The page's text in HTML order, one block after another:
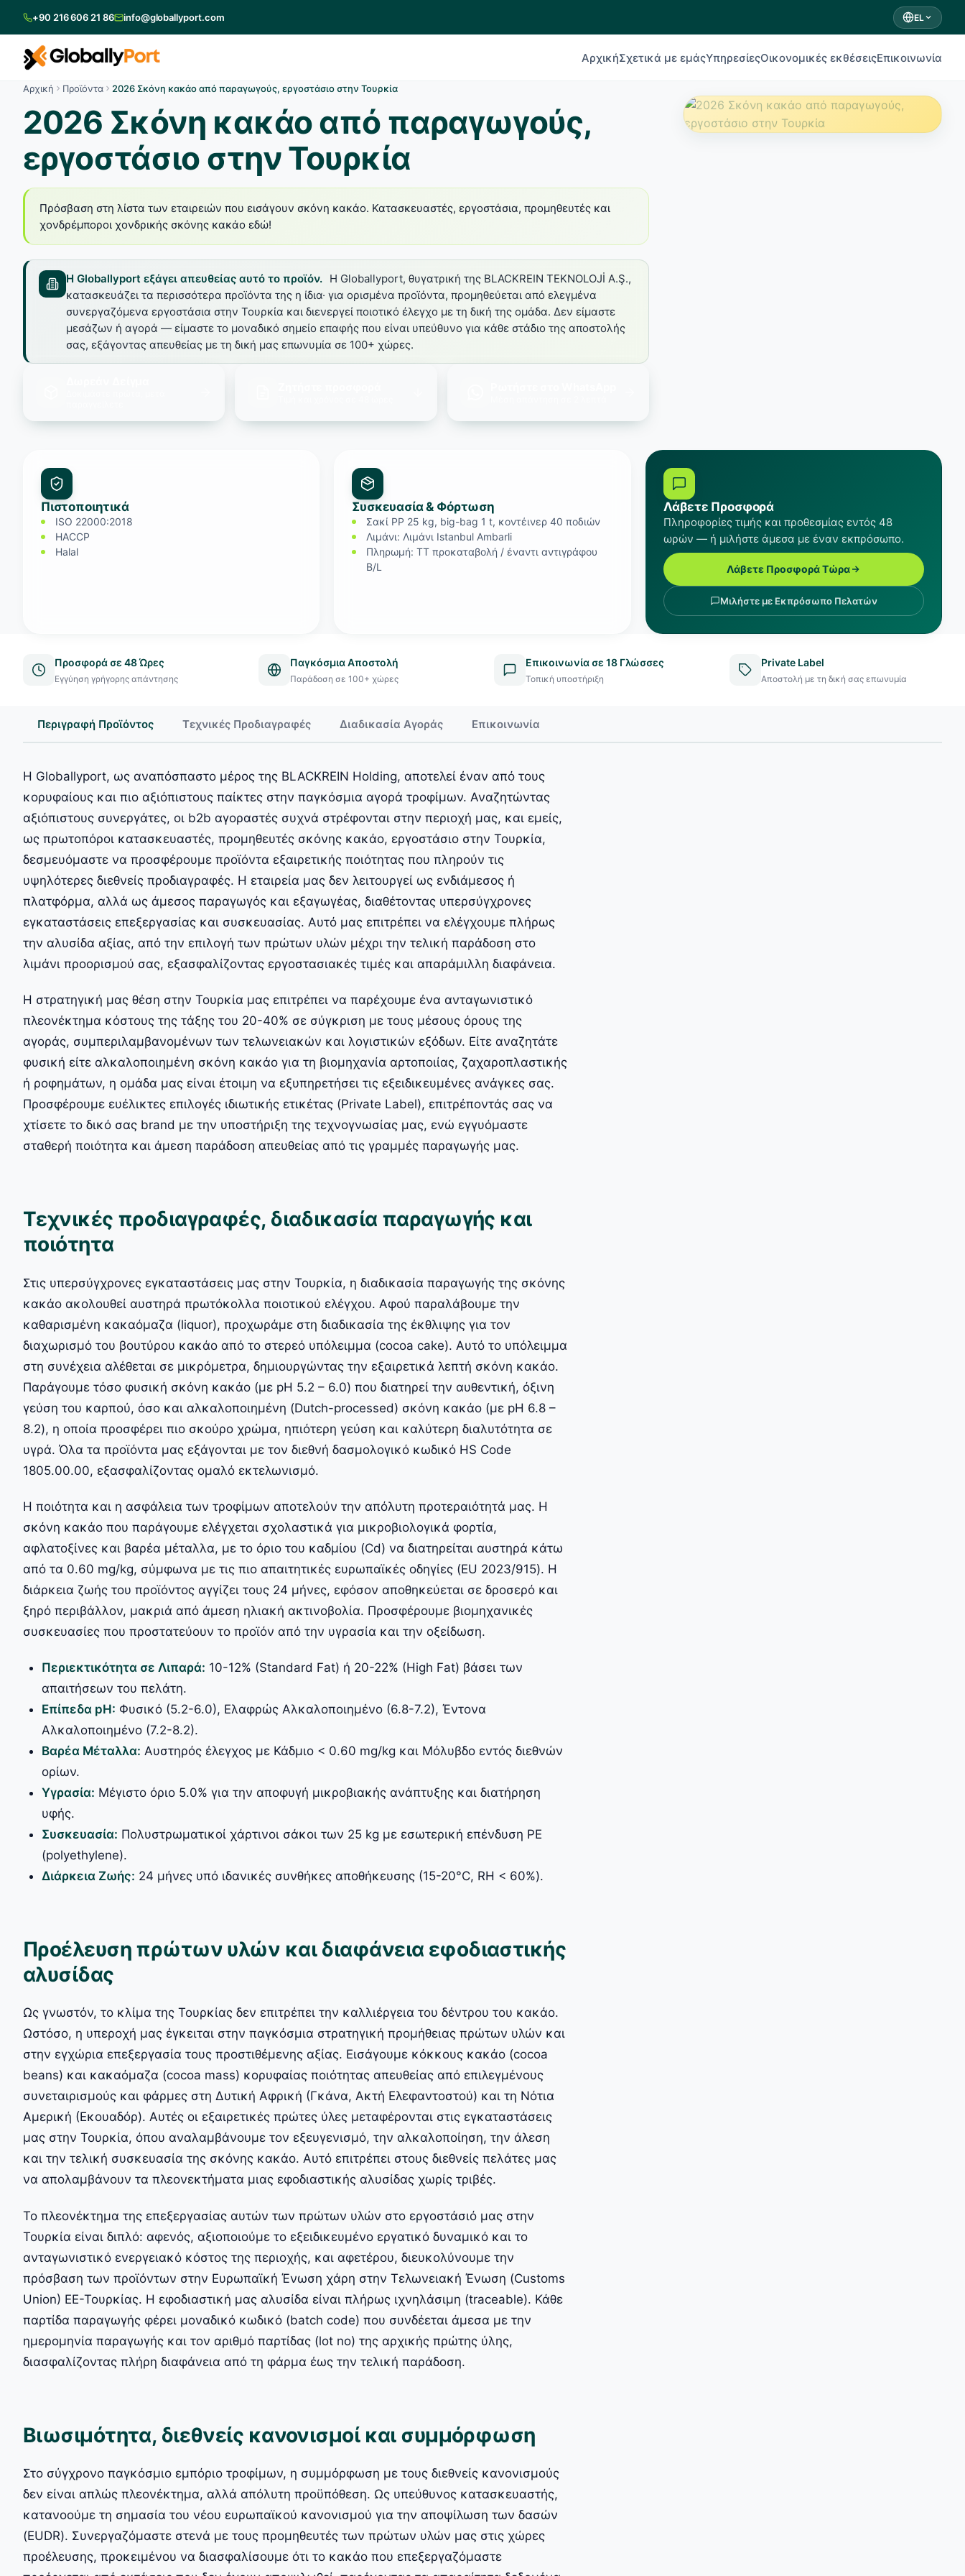
+90 216 606 21 86 info@globallyport.com EL
ΑρχικήΣχετικά με εμάςΥπηρεσίεςΟικονομικές εκθέσειςΕπικοινωνία
Αρχική Προϊόντα 2026 Σκόνη κακάο από παραγωγούς, εργοστάσιο στην Τουρκία
2026 Σκόνη κακάο από παραγωγούς,
εργοστάσιο στην Τουρκία
Πρόσβαση στη λίστα των εταιρειών που εισάγουν σκόνη κακάο. Κατασκευαστές, εργοστάσια, προμηθευτές και
χονδρέμποροι χονδρικής σκόνης κακάο εδώ!
Η Globallyport εξάγει απευθείας αυτό το προϊόν. Η Globallyport, θυγατρική της BLACKREIN TEKNOLOJİ A.Ş.,
κατασκευάζει τα περισσότερα προϊόντα της η ίδια· για ορισμένα προϊόντα, προμηθεύεται από ελεγμένα
συνεργαζόμενα εργοστάσια στην Τουρκία και διενεργεί ποιοτικό έλεγχο με τη δική της ομάδα. Δεν είμαστε
μεσάζων ή αγορά — είμαστε το μοναδικό σημείο επαφής που είναι υπεύθυνο για κάθε στάδιο της αποστολής
σας, εξάγοντας απευθείας με τη δική μας επωνυμία σε 100+ χώρες.
Πιστοποιητικά
ISO 22000:2018
HACCP
Halal
Συσκευασία & Φόρτωση
Σακί PP 25 kg, big-bag 1 t, κοντέινερ 40 ποδιών
Λιμάνι: Λιμάνι Istanbul Ambarli
Πληρωμή: TT προκαταβολή / έναντι αντιγράφου
B/L
Λάβετε Προσφορά
Πληροφορίες τιμής και προθεσμίας εντός 48
ωρών — ή μιλήστε άμεσα με έναν εκπρόσωπο.
Λάβετε Προσφορά Τώρα
Μιλήστε με Εκπρόσωπο Πελατών
Προσφορά σε 48 Ώρες
Εγγύηση γρήγορης απάντησης
Παγκόσμια Αποστολή
Παράδοση σε 100+ χώρες
Επικοινωνία σε 18 Γλώσσες
Τοπική υποστήριξη
Private Label
Αποστολή με τη δική σας επωνυμία
Περιγραφή Προϊόντος Τεχνικές Προδιαγραφές Διαδικασία Αγοράς Επικοινωνία
Η Globallyport, ως αναπόσπαστο μέρος της BLACKREIN Holding, αποτελεί έναν από τους
κορυφαίους και πιο αξιόπιστους παίκτες στην παγκόσμια αγορά τροφίμων. Αναζητώντας
αξιόπιστους συνεργάτες, οι b2b αγοραστές συχνά στρέφονται στην περιοχή μας, και εμείς,
ως πρωτοπόροι κατασκευαστές, προμηθευτές σκόνης κακάο, εργοστάσιο στην Τουρκία,
δεσμευόμαστε να προσφέρουμε προϊόντα εξαιρετικής ποιότητας που πληρούν τις
υψηλότερες διεθνείς προδιαγραφές. Η εταιρεία μας δεν λειτουργεί ως ενδιάμεσος ή
πλατφόρμα, αλλά ως άμεσος παραγωγός και εξαγωγέας, διαθέτοντας υπερσύγχρονες
εγκαταστάσεις επεξεργασίας και συσκευασίας. Αυτό μας επιτρέπει να ελέγχουμε πλήρως
την αλυσίδα αξίας, από την επιλογή των πρώτων υλών μέχρι την τελική παράδοση στο
λιμάνι προορισμού σας, εξασφαλίζοντας εργοστασιακές τιμές και απαράμιλλη διαφάνεια.
Η στρατηγική μας θέση στην Τουρκία μας επιτρέπει να παρέχουμε ένα ανταγωνιστικό
πλεονέκτημα κόστους της τάξης του 20-40% σε σύγκριση με τους μέσους όρους της
αγοράς, συμπεριλαμβανομένων των τελωνειακών και λογιστικών εξόδων. Είτε αναζητάτε
φυσική είτε αλκαλοποιημένη σκόνη κακάο για τη βιομηχανία αρτοποιίας, ζαχαροπλαστικής
ή ροφημάτων, η ομάδα μας είναι έτοιμη να εξυπηρετήσει τις εξειδικευμένες ανάγκες σας.
Προσφέρουμε ευέλικτες επιλογές ιδιωτικής ετικέτας (Private Label), επιτρέποντάς σας να
χτίσετε το δικό σας brand με την υποστήριξη της τεχνογνωσίας μας, ενώ εγγυόμαστε
σταθερή ποιότητα και άμεση παράδοση απευθείας από τις γραμμές παραγωγής μας.
Τεχνικές προδιαγραφές, διαδικασία παραγωγής και
ποιότητα
Στις υπερσύγχρονες εγκαταστάσεις μας στην Τουρκία, η διαδικασία παραγωγής της σκόνης
κακάο ακολουθεί αυστηρά πρωτόκολλα ποιοτικού ελέγχου. Αφού παραλάβουμε την
καθαρισμένη κακαόμαζα (liquor), προχωράμε στη διαδικασία της έκθλιψης για τον
διαχωρισμό του βουτύρου κακάο από το στερεό υπόλειμμα (cocoa cake). Αυτό το υπόλειμμα
στη συνέχεια αλέθεται σε μικρόμετρα, δημιουργώντας την εξαιρετικά λεπτή σκόνη κακάο.
Παράγουμε τόσο φυσική σκόνη κακάο (με pH 5.2 – 6.0) που διατηρεί την αυθεντική, όξινη
γεύση του καρπού, όσο και αλκαλοποιημένη (Dutch-processed) σκόνη κακάο (με pH 6.8 –
8.2), η οποία προσφέρει πιο σκούρο χρώμα, ηπιότερη γεύση και καλύτερη διαλυτότητα σε
υγρά. Όλα τα προϊόντα μας εξάγονται με τον διεθνή δασμολογικό κωδικό HS Code
1805.00.00, εξασφαλίζοντας ομαλό εκτελωνισμό.
Η ποιότητα και η ασφάλεια των τροφίμων αποτελούν την απόλυτη προτεραιότητά μας. Η
σκόνη κακάο που παράγουμε ελέγχεται σχολαστικά για μικροβιολογικά φορτία,
αφλατοξίνες και βαρέα μέταλλα, με το όριο του καδμίου (Cd) να διατηρείται αυστηρά κάτω
από τα 0.60 mg/kg, σύμφωνα με τις πιο απαιτητικές ευρωπαϊκές οδηγίες (EU 2023/915). Η
διάρκεια ζωής του προϊόντος αγγίζει τους 24 μήνες, εφόσον αποθηκεύεται σε δροσερό και
ξηρό περιβάλλον, μακριά από άμεση ηλιακή ακτινοβολία. Προσφέρουμε βιομηχανικές
συσκευασίες που προστατεύουν το προϊόν από την υγρασία και την οξείδωση.
Περιεκτικότητα σε Λιπαρά: 10-12% (Standard Fat) ή 20-22% (High Fat) βάσει των
απαιτήσεων του πελάτη.
Επίπεδα pH: Φυσικό (5.2-6.0), Ελαφρώς Αλκαλοποιημένο (6.8-7.2), Έντονα
Αλκαλοποιημένο (7.2-8.2).
Βαρέα Μέταλλα: Αυστηρός έλεγχος με Κάδμιο < 0.60 mg/kg και Μόλυβδο εντός διεθνών
ορίων.
Υγρασία: Μέγιστο όριο 5.0% για την αποφυγή μικροβιακής ανάπτυξης και διατήρηση
υφής.
Συσκευασία: Πολυστρωματικοί χάρτινοι σάκοι των 25 kg με εσωτερική επένδυση PE
(polyethylene).
Διάρκεια Ζωής: 24 μήνες υπό ιδανικές συνθήκες αποθήκευσης (15-20°C, RH < 60%).
Προέλευση πρώτων υλών και διαφάνεια εφοδιαστικής
αλυσίδας
Ως γνωστόν, το κλίμα της Τουρκίας δεν επιτρέπει την καλλιέργεια του δέντρου του κακάο.
Ωστόσο, η υπεροχή μας έγκειται στην παγκόσμια στρατηγική προμήθειας πρώτων υλών και
στην εγχώρια επεξεργασία τους προστιθέμενης αξίας. Εισάγουμε κόκκους κακάο (cocoa
beans) και κακαόμαζα (cocoa mass) κορυφαίας ποιότητας απευθείας από επιλεγμένους
συνεταιρισμούς και φάρμες στη Δυτική Αφρική (Γκάνα, Ακτή Ελεφαντοστού) και τη Νότια
Αμερική (Εκουαδόρ). Αυτές οι εξαιρετικές πρώτες ύλες μεταφέρονται στις εγκαταστάσεις
μας στην Τουρκία, όπου αναλαμβάνουμε τον εξευγενισμό, την αλκαλοποίηση, την άλεση
και την τελική συσκευασία της σκόνης κακάο. Αυτό επιτρέπει στους διεθνείς πελάτες μας
να απολαμβάνουν τα πλεονεκτήματα μιας εφοδιαστικής αλυσίδας χωρίς τριβές.
Το πλεονέκτημα της επεξεργασίας αυτών των πρώτων υλών στο εργοστάσιό μας στην
Τουρκία είναι διπλό: αφενός, αξιοποιούμε το εξειδικευμένο εργατικό δυναμικό και το
ανταγωνιστικό ενεργειακό κόστος της περιοχής, και αφετέρου, διευκολύνουμε την
πρόσβαση των προϊόντων στην Ευρωπαϊκή Ένωση χάρη στην Τελωνειακή Ένωση (Customs
Union) ΕΕ-Τουρκίας. Η εφοδιαστική μας αλυσίδα είναι πλήρως ιχνηλάσιμη (traceable). Κάθε
παρτίδα παραγωγής φέρει μοναδικό κωδικό (batch code) που συνδέεται άμεσα με την
ημερομηνία παραγωγής και τον αριθμό παρτίδας (lot no) της αρχικής πρώτης ύλης,
διασφαλίζοντας πλήρη διαφάνεια από τη φάρμα έως την τελική παράδοση.
Βιωσιμότητα, διεθνείς κανονισμοί και συμμόρφωση
Στο σύγχρονο παγκόσμιο εμπόριο τροφίμων, η συμμόρφωση με τους διεθνείς κανονισμούς
δεν είναι απλώς πλεονέκτημα, αλλά απόλυτη προϋπόθεση. Ως υπεύθυνος κατασκευαστής,
κατανοούμε τη σημασία του νέου ευρωπαϊκού κανονισμού για την αποψίλωση των δασών
(EUDR). Συνεργαζόμαστε στενά με τους προμηθευτές των πρώτων υλών μας στις χώρες
προέλευσης, προκειμένου να διασφαλίσουμε ότι το κακάο που επεξεργαζόμαστε